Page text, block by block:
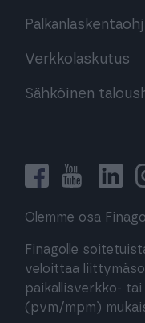
Verkkolaskutus
Sähköinen
Olemme osa
Finagolle
veloittaa
paikallisverkko-
(pvm/mpm)